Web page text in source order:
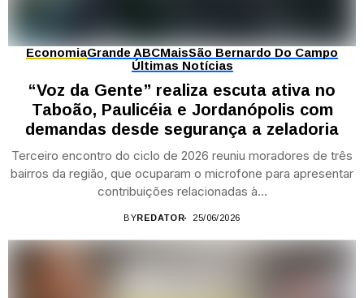
EconomiaGrande ABCMaisSão Bernardo Do Campo
Últimas Notícias
“Voz da Gente” realiza escuta ativa no
Taboão, Paulicéia e Jordanópolis com
demandas desde segurança a zeladoria
Terceiro encontro do ciclo de 2026 reuniu moradores de três
bairros da região, que ocuparam o microfone para apresentar
contribuições relacionadas à...
BYREDATOR 25/06/2026